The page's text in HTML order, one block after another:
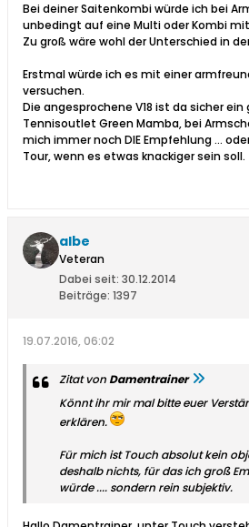
Bei deiner Saitenkombi würde ich bei
unbedingt auf eine Multi oder Kombi
Zu groß wäre wohl der Unterschied in
Erstmal würde ich es mit einer
versuchen.
Die angesprochene V18 ist da sicher
Tennisoutlet Green Mamba, bei
mich immer noch DIE Empfehlung ...
Tour, wenn es etwas knackiger sein soll.
albe
Veteran
Dabei seit: 30.12.2014
Beiträge: 1397
19.07.2016, 06:02
Zitat vonDamentrainer
Könnt ihr mir mal bitte euer
erklären.
Für mich ist Touch absolut kein
deshalb nichts, für das ich groß
würde .... sondern rein subjektiv.